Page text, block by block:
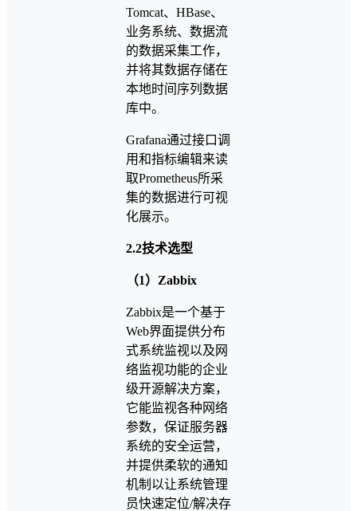
Tomcat、HBase、
业务系统、数据流
的数据采集工作，
并将其数据存储在
本地时间序列数据
库中。
Grafana通过接口调
用和指标编辑来读
取Prometheus所采
集的数据进行可视
化展示。
2.2技术选型
（1）Zabbix
Zabbix是一个基于
Web界面提供分布
式系统监视以及网
络监视功能的企业
级开源解决方案，
它能监视各种网络
参数，保证服务器
系统的安全运营，
并提供柔软的通知
机制以让系统管理
员快速定位/解决存